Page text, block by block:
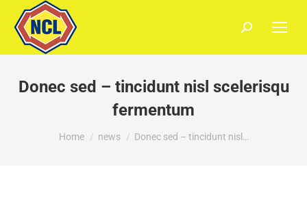
Donec sed – tincidunt nisl scelerisqu
fermentum
You are here:
Home news Donec sed – tincidunt nisl…